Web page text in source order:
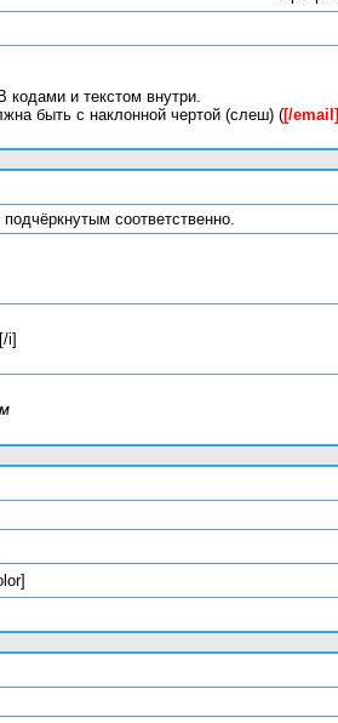
кодами и текстом внутри.
быть с наклонной чертой (слеш) ([/email]
соответственно.
i]